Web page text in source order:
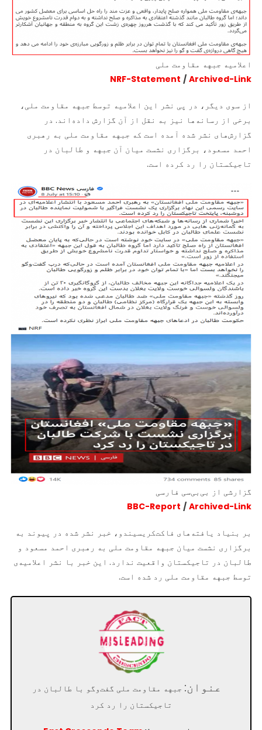
اعلامیه جبهه مقاومت ملی
NRF-Statement / Archived-Link
از سوی دیگر،‌ در پی نشر این اعلامیه توسط جبهه مقاومت ملی،
برخی از رسانه‌ها نیز به نقل از آن گزارش داده‌اند. در
گزارش‌های نشر شده آمده است که جبهه مقاومت ملی به رهبری
احمد مسعود، برگزاری نشست میان آن جبهه و طالبان در
تاجیکستان را رد کرده است.
گزارشی از بی‌بی‌سی فارسی
BBC-Report / Archived-Link
بر بنیاد یافته‌های فاکت‌کریسیندو، خبر نشر شده در پیوند به
برگزاری نشست میان جبهه مقاومت ملی به رهبری احمد مسعود و
طالبان در تاجیکستان واقعیت ندارد. این خبر با نشر اعلامیه‌ی
توسط جبهه مقاومت ملی رد شده است.
عنوان: جبهه مقاومت ملی گفت‌وگو با طالبان در
تاجیکستان را رد کرد